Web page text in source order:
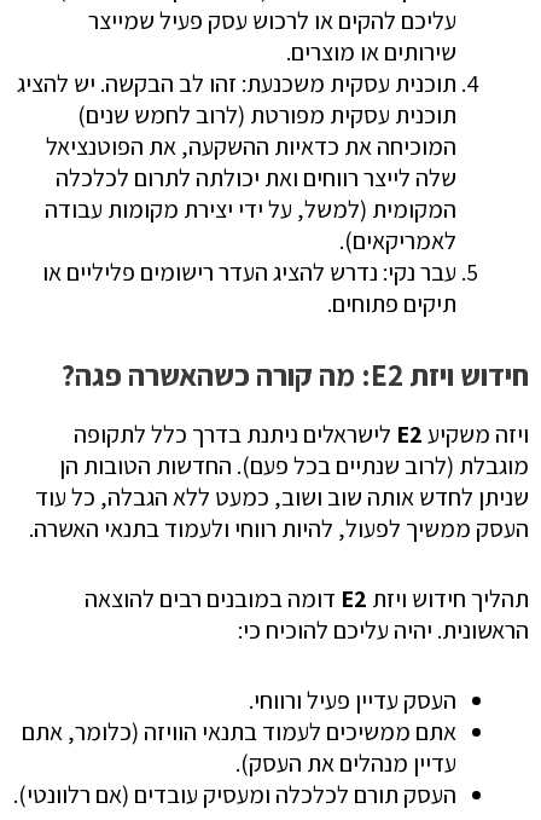
עליכם להקים או לרכוש עסק פעיל שמייצר
שירותים או מוצרים.
תוכנית עסקית משכנעת: זהו לב הבקשה. יש להציג
תוכנית עסקית מפורטת (לרוב לחמש שנים)
המוכיחה את כדאיות ההשקעה, את הפוטנציאל
שלה לייצר רווחים ואת יכולתה לתרום לכלכלה
המקומית (למשל, על ידי יצירת מקומות עבודה
לאמריקאים).
עבר נקי: נדרש להציג העדר רישומים פליליים או
תיקים פתוחים.
חידוש ויזת E2: מה קורה כשהאשרה פגה?
ויזה משקיעE2 לישראלים ניתנת בדרך כלל לתקופה
מוגבלת (לרוב שנתיים בכל פעם). החדשות הטובות הן
שניתן לחדש אותה שוב ושוב, כמעט ללא הגבלה, כל עוד
העסק ממשיך לפעול, להיות רווחי ולעמוד בתנאי האשרה.
תהליך חידוש ויזת E2 דומה במובנים רבים להוצאה
הראשונית. יהיה עליכם להוכיח כי:
העסק עדיין פעיל ורווחי.
אתם ממשיכים לעמוד בתנאי הוויזה (כלומר, אתם
עדיין מנהלים את העסק).
העסק תורם לכלכלה ומעסיק עובדים (אם רלוונטי).